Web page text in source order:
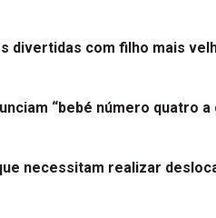
divertidas com filho mais
“bebé número quatro a
necessitam realizar